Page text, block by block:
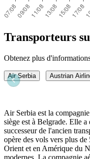
Transporteurs
Obtenez plus
Air Serbia Austrian
Air Serbia est la
siège est à Belgrade. Elle
successeur de l'ancien
opère des vols vers plus
Orient et en Amérique du
modernes. La compagnie